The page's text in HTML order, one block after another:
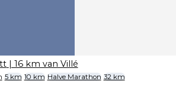
| 16 km van Villé
5 km 10 km Halve Marathon 32 km